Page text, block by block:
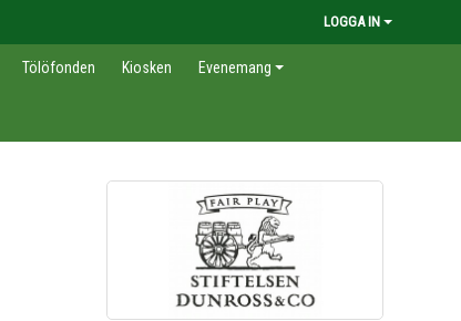
LOGGA IN
Tölöfonden Kiosken Evenemang